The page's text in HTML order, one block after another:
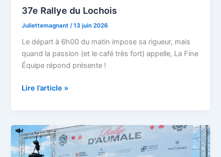
37e Rallye du Lochois
Juliettemagnant/13 juin 2026
Le départ à 6h00 du matin impose sa rigueur, mais
quand la passion (et le café très fort) appelle, La Fine
Équipe répond présente !
Lire l’article »
Le
Sacre
de